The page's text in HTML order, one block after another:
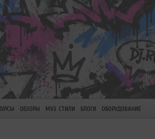
ОБЗОРЫ МУЗ. СТИЛИ БЛОГИ ОБОРУДОВАНИЕ